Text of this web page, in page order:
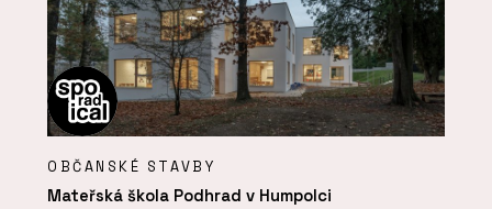
OBČANSKÉ STAVBY
Mateřská škola Podhrad v Humpolci